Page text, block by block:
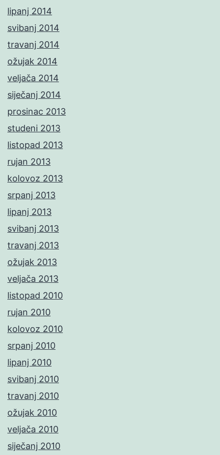
lipanj 2014
svibanj 2014
travanj 2014
ožujak 2014
veljača 2014
siječanj 2014
prosinac 2013
studeni 2013
listopad 2013
rujan 2013
kolovoz 2013
srpanj 2013
lipanj 2013
svibanj 2013
travanj 2013
ožujak 2013
veljača 2013
listopad 2010
rujan 2010
kolovoz 2010
srpanj 2010
lipanj 2010
svibanj 2010
travanj 2010
ožujak 2010
veljača 2010
siječanj 2010